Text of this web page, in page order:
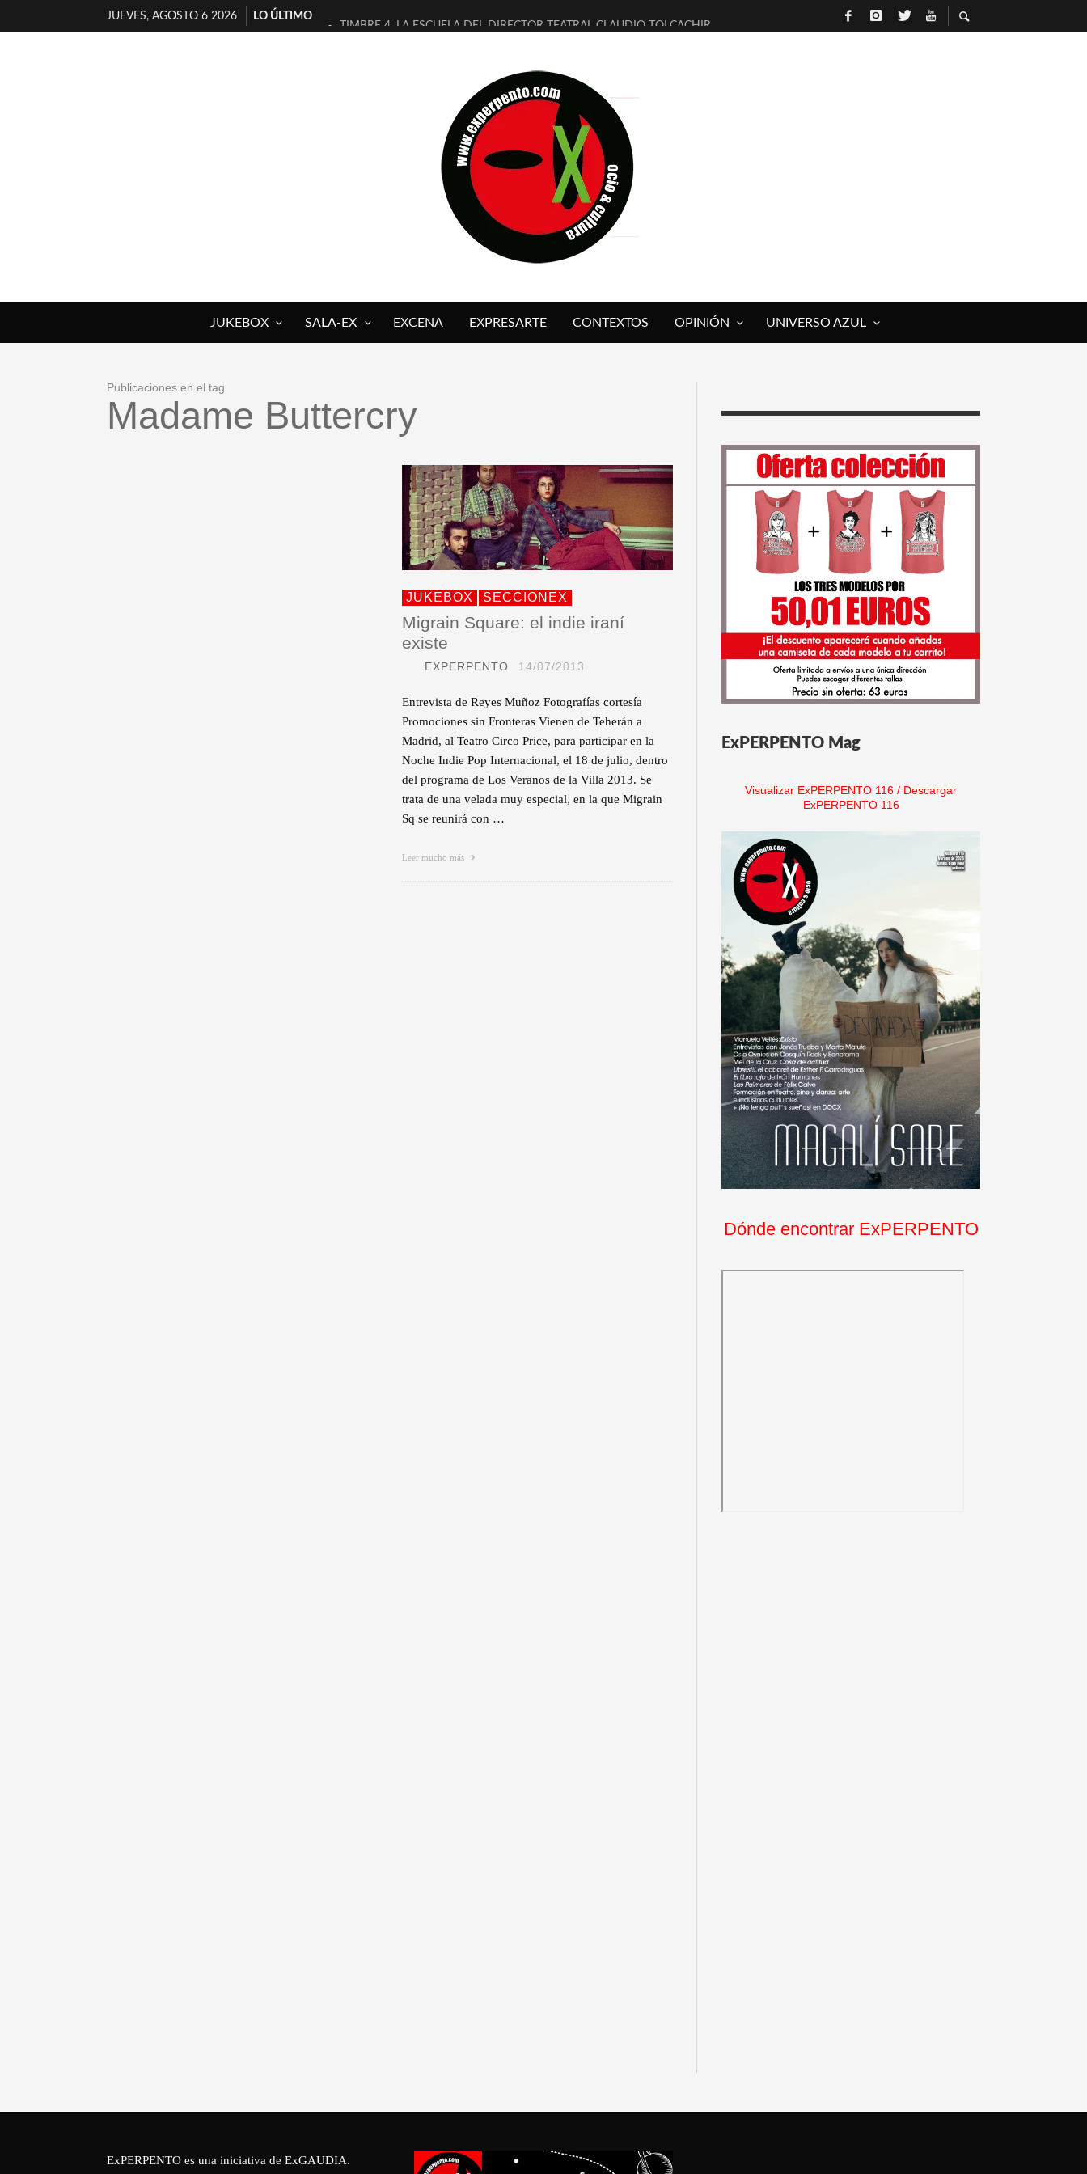
JUEVES, AGOSTO 6 2026
LO ÚLTIMO
TIMBRE 4, LA ESCUELA DEL DIRECTOR TEATRAL CLAUDIO TOLCACHIR
MILITARES JUDÍAS EN #EXVITA
D’BALDOMEROS REINVENTAN [BITÁCORA 3.0] EN EXVITA
MARSHALL FLASH PRESENTA EN EXVITA [RELATIVA SENCILLEZ]
JOFRE BARDAGÍ EN EXVITA INTERPRETANDO A SERRAT
YORCH PRESENTA [CURSO DE ARMONÍA PERSECUTORIA] EN EXVITA
MAGALÍ SARE NOS EXPLICA [DESCASADA]
JUKEBOX SALA-EX EXCENA EXPRESARTE CONTEXTOS OPINIÓN UNIVERSO AZUL
Publicaciones en el tag
Madame Buttercry
JUKEBOX SECCIONEX
Migrain Square: el indie iraní
existe
EXPERPENTO 14/07/2013
Entrevista de Reyes Muñoz Fotografías cortesía
Promociones sin Fronteras Vienen de Teherán a
Madrid, al Teatro Circo Price, para participar en la
Noche Indie Pop Internacional, el 18 de julio, dentro
del programa de Los Veranos de la Villa 2013. Se
trata de una velada muy especial, en la que Migrain
Sq se reunirá con …
Leer mucho más
ExPERPENTO Mag
Visualizar ExPERPENTO 116 / Descargar
ExPERPENTO 116
Dónde encontrar ExPERPENTO
ExPERPENTO es una iniciativa de ExGAUDIA.